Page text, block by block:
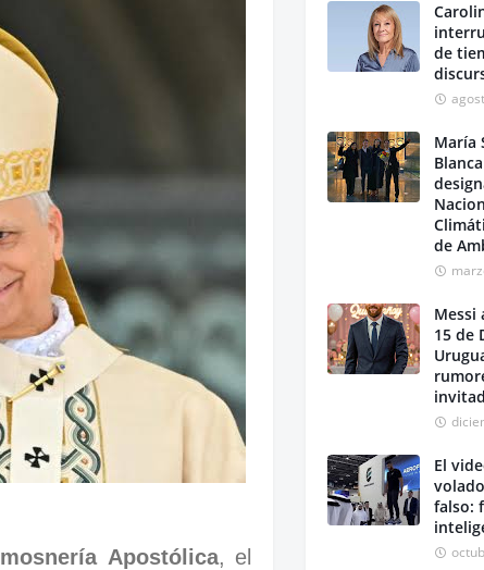
Apostólica, el
de
María
de
Messi
15 de
El
falso: